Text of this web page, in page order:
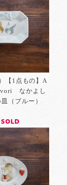
【1点もの】A
なかよし
皿（ブルー）
SOLD